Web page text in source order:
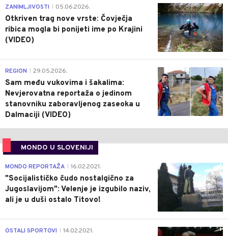
0
ZANIMLJIVOSTI 05.06.2026.
Otkriven trag nove vrste: Čovječja
ribica mogla bi ponijeti ime po Krajini
(VIDEO)
0
REGION 29.05.2026.
Sam među vukovima i šakalima:
Nevjerovatna reportaža o jedinom
stanovniku zaboravljenog zaseoka u
Dalmaciji (VIDEO)
MONDO U SLOVENIJI
4
MONDO REPORTAŽA 16.02.2021.
"Socijalističko čudo nostalgično za
Jugoslavijom": Velenje je izgubilo naziv,
ali je u duši ostalo Titovo!
1
OSTALI SPORTOVI 14.02.2021.